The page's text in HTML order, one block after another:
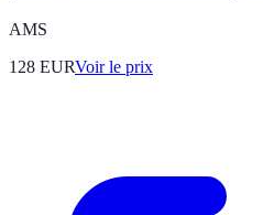
AMS
128 EURVoir le prix